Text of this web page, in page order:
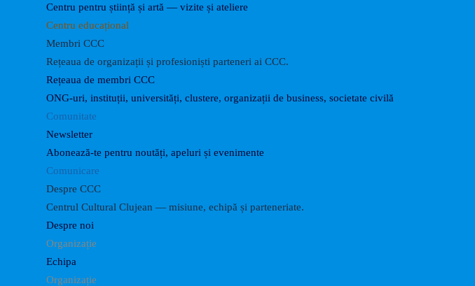
Centru pentru știință și artă — vizite și ateliere
Centru educațional
Membri CCC
Rețeaua de organizații și profesioniști parteneri ai CCC.
Rețeaua de membri CCC
ONG-uri, instituții, universități, clustere, organizații de business, societate civilă
Comunitate
Newsletter
Abonează-te pentru noutăți, apeluri și evenimente
Comunicare
Despre CCC
Centrul Cultural Clujean — misiune, echipă și parteneriate.
Despre noi
Organizație
Echipa
Organizație